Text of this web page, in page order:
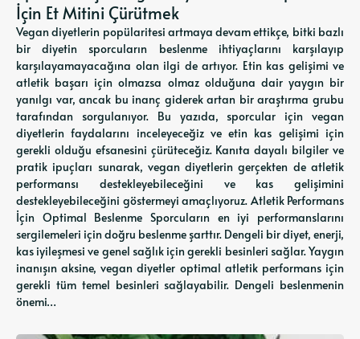
İçin Et Mitini Çürütmek
Vegan diyetlerin popülaritesi artmaya devam ettikçe, bitki bazlı
bir diyetin sporcuların beslenme ihtiyaçlarını karşılayıp
karşılayamayacağına olan ilgi de artıyor. Etin kas gelişimi ve
atletik başarı için olmazsa olmaz olduğuna dair yaygın bir
yanılgı var, ancak bu inanç giderek artan bir araştırma grubu
tarafından sorgulanıyor. Bu yazıda, sporcular için vegan
diyetlerin faydalarını inceleyeceğiz ve etin kas gelişimi için
gerekli olduğu efsanesini çürüteceğiz. Kanıta dayalı bilgiler ve
pratik ipuçları sunarak, vegan diyetlerin gerçekten de atletik
performansı destekleyebileceğini ve kas gelişimini
destekleyebileceğini göstermeyi amaçlıyoruz. Atletik Performans
İçin Optimal Beslenme Sporcuların en iyi performanslarını
sergilemeleri için doğru beslenme şarttır. Dengeli bir diyet, enerji,
kas iyileşmesi ve genel sağlık için gerekli besinleri sağlar. Yaygın
inanışın aksine, vegan diyetler optimal atletik performans için
gerekli tüm temel besinleri sağlayabilir. Dengeli beslenmenin
önemi…